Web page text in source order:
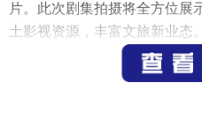
片。此次剧集拍摄将全方位展
土影视资源，丰富文旅新业态。
《谜案》总制片人牛晓旭
梅城镇相关负责人表示